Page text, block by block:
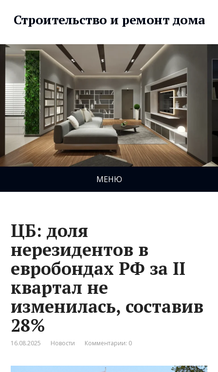
Строительство и ремонт дома
МЕНЮ
ЦБ: доля
нерезидентов в
евробондах РФ за II
квартал не
изменилась, составив
28%
16.08.2025 Новости Комментарии: 0